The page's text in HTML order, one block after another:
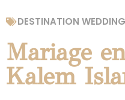
DESTINATION WEDDING
Mariage
Kalem